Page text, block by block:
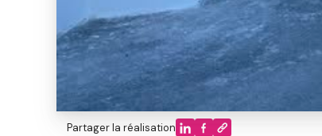
Partager la réalisation